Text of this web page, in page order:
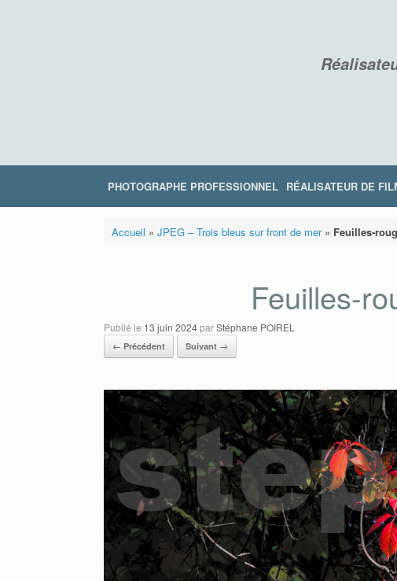
PHOTOGRAPHE PROFESSIONNEL RÉALISATEUR DE
Accueil » JPEG – Trois bleus sur front de mer» Feuilles-
Feuilles-
Publié le 13 juin 2024parStéphane POIREL
← Précédent Suivant →